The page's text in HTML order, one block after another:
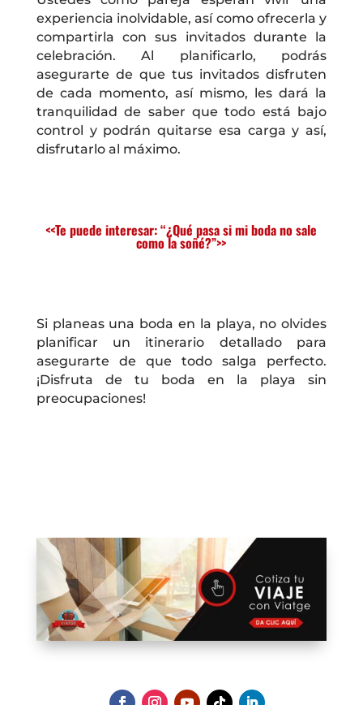
experiencia inolvidable, así como ofrecerla y
compartirla con sus invitados durante la
celebración. Al planificarlo, podrás
asegurarte de que tus invitados disfruten
de cada momento, así mismo, les dará la
tranquilidad de saber que todo está bajo
control y podrán quitarse esa carga y así,
disfrutarlo al máximo.
<<Te puede interesar: “¿Qué pasa si mi boda no sale
como la soñé?”>>
Si planeas una boda en la playa, no olvides
planificar un itinerario detallado para
asegurarte de que todo salga perfecto.
¡Disfruta de tu boda en la playa sin
preocupaciones!